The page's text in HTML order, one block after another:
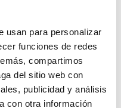
usan para personalizar
funciones de redes
compartimos
del sitio web con
publicidad y análisis
con otra información
psicológicas
pueden encontrar
difíciles.
la salud mental en
y el aislamiento
han contribuido a